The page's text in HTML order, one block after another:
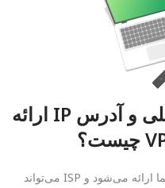
تفاوت بین آدرس IP اصلی و آدرس IP ارائه
آدرس IP عمومی شما توسط ISP شما ارائه می‌شود و ISP می‌تواند